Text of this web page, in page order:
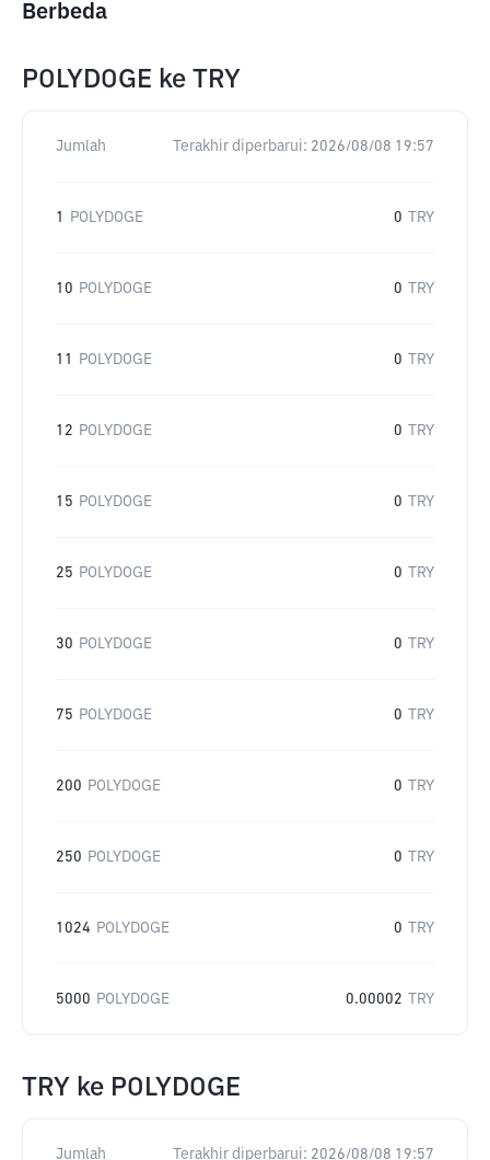
Berbeda
POLYDOGE ke TRY
Jumlah Terakhir diperbarui: 2026/08/08 19:57
1 POLYDOGE 0 TRY
10 POLYDOGE 0 TRY
11 POLYDOGE 0 TRY
12 POLYDOGE 0 TRY
15 POLYDOGE 0 TRY
25 POLYDOGE 0 TRY
30 POLYDOGE 0 TRY
75 POLYDOGE 0 TRY
200 POLYDOGE 0 TRY
250 POLYDOGE 0 TRY
1024 POLYDOGE 0 TRY
5000 POLYDOGE 0.00002 TRY
TRY ke POLYDOGE
Jumlah Terakhir diperbarui: 2026/08/08 19:57